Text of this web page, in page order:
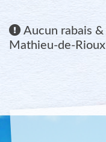
Aucun rabais
Mathieu-de-Rioux